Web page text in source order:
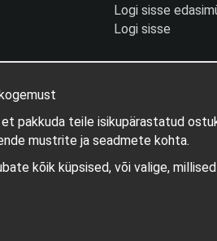
Logi sisse
Logi sisse
pakkuda teile isikupärastatud
mustrite ja seadmete kohta.
kõik küpsised, või valige,